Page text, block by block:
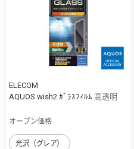
ELECOM
AQUOS wish2 ｶﾞﾗｽﾌｨﾙﾑ 高透明
オープン価格
光沢（グレア）